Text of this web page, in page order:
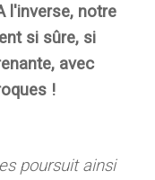
l'inverse, notre
si sûre, si
avec
!
poursuit ainsi